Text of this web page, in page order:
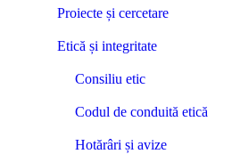
Proiecte și cercetare
Etică și integritate
Consiliu etic
Codul de conduită etică
Hotărâri și avize